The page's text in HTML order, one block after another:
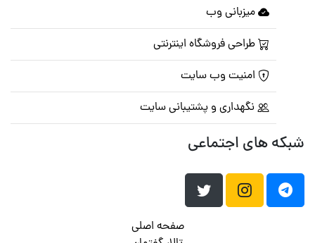
میزبانی وب
طراحی فروشگاه اینترنتی
امنیت وب سایت
نگهداری و پشتیبانی سایت
شبکه های اجتماعی
صفحه اصلی